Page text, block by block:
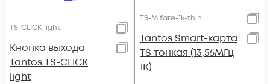
TS-CLICK light
Кнопка выхода
Tantos TS-CLICK
light
TS-Mifare-1k-thin
Tantos Smart-карта
TS тонкая (13,56МГц
1K)